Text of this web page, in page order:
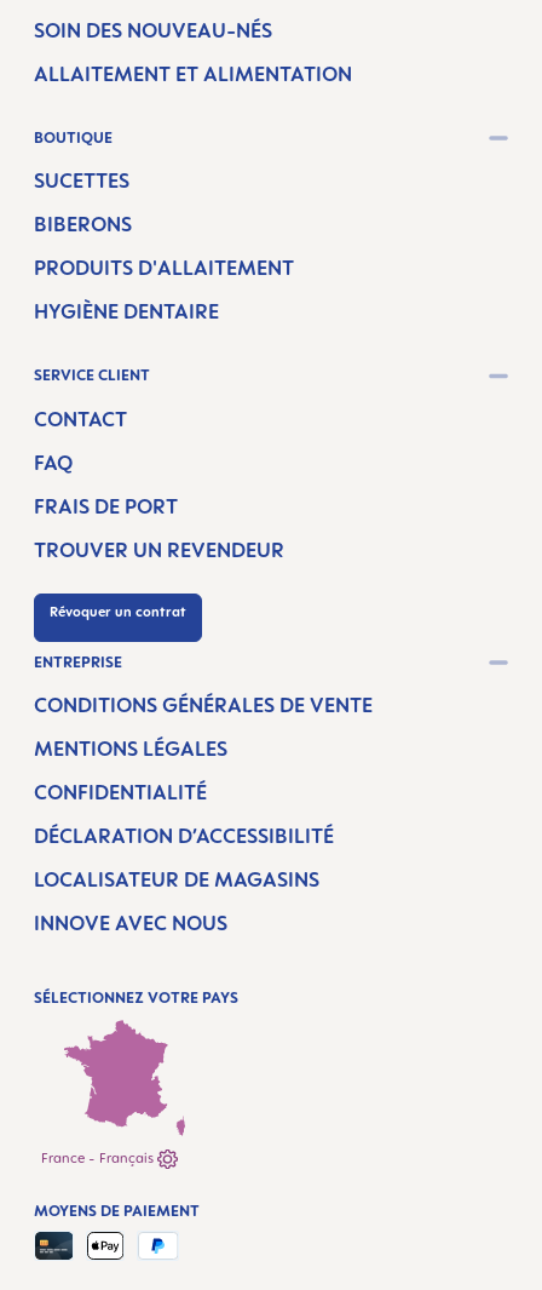
SOIN DES NOUVEAU-NÉS
ALLAITEMENT ET ALIMENTATION
BOUTIQUE
SUCETTES
BIBERONS
PRODUITS D'ALLAITEMENT
HYGIÈNE DENTAIRE
SERVICE CLIENT
CONTACT
FAQ
FRAIS DE PORT
TROUVER UN REVENDEUR
Révoquer un contrat
ENTREPRISE
CONDITIONS GÉNÉRALES DE VENTE
MENTIONS LÉGALES
CONFIDENTIALITÉ
DÉCLARATION D’ACCESSIBILITÉ
LOCALISATEUR DE MAGASINS
INNOVE AVEC NOUS
SÉLECTIONNEZ VOTRE PAYS
France - Français
MOYENS DE PAIEMENT